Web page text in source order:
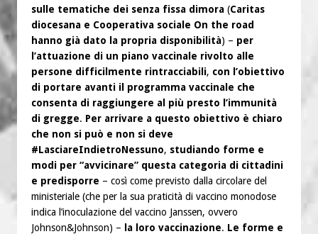
sulle tematiche dei senza fissa dimora (Caritas
diocesana e Cooperativa sociale On the road
hanno già dato la propria disponibilità) – per
l’attuazione di un piano vaccinale rivolto alle
persone difficilmente rintracciabili, con l’obiettivo
di portare avanti il programma vaccinale che
consenta di raggiungere al più presto l’immunità
di gregge. Per arrivare a questo obiettivo è chiaro
che non si può e non si deve
#LasciareIndietroNessuno, studiando forme e
modi per “avvicinare” questa categoria di cittadini
e predisporre – così come previsto dalla circolare del
ministeriale (che per la sua praticità di vaccino monodose
indica l’inoculazione del vaccino Janssen, ovvero
Johnson&Johnson) – la loro vaccinazione. Le forme e